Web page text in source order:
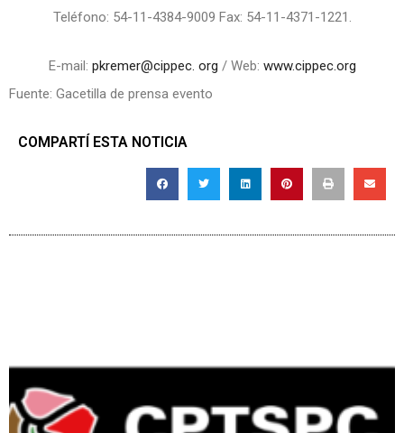
Teléfono: 54-11-4384-9009 Fax: 54-11-4371-1221.
E-mail: pkremer@cippec. org / Web: www.cippec.org
Fuente: Gacetilla de prensa evento
COMPARTÍ ESTA NOTICIA